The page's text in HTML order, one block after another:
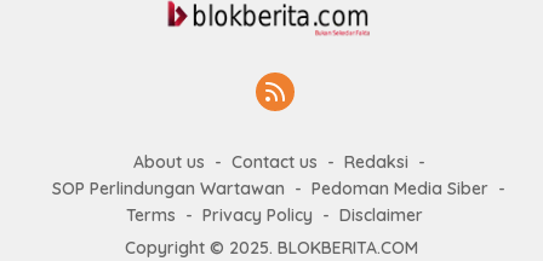
About us Contact us
Redaksi
SOP Perlindungan Wartawan
Pedoman Media Siber
Terms
Privacy Policy
Disclaimer
Copyright © 2025. BLOKBERITA.COM